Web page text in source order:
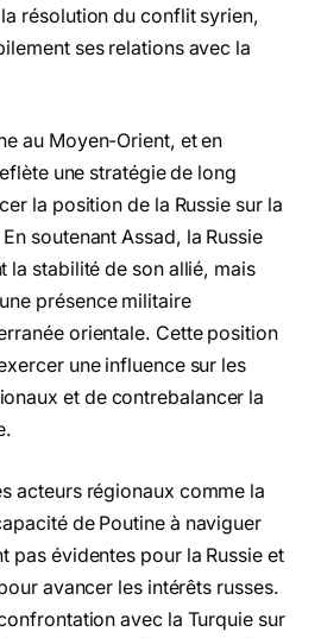
résolution du conflit syrien,
ses relations avec la
au Moyen-Orient, et en
une stratégie de long
la position de la Russie sur la
soutenant Assad, la Russie
la stabilité de son allié, mais
présence militaire
orientale. Cette position
une influence sur les
et de contrebalancer la
acteurs régionaux comme la
de Poutine à naviguer
pas évidentes pour la Russie et
avancer les intérêts russes.
avec la Turquie sur